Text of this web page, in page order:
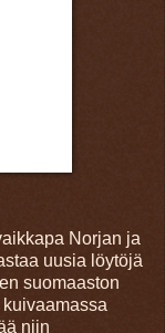
Norjan ja
uusia löytöjä
suomaaston
niin